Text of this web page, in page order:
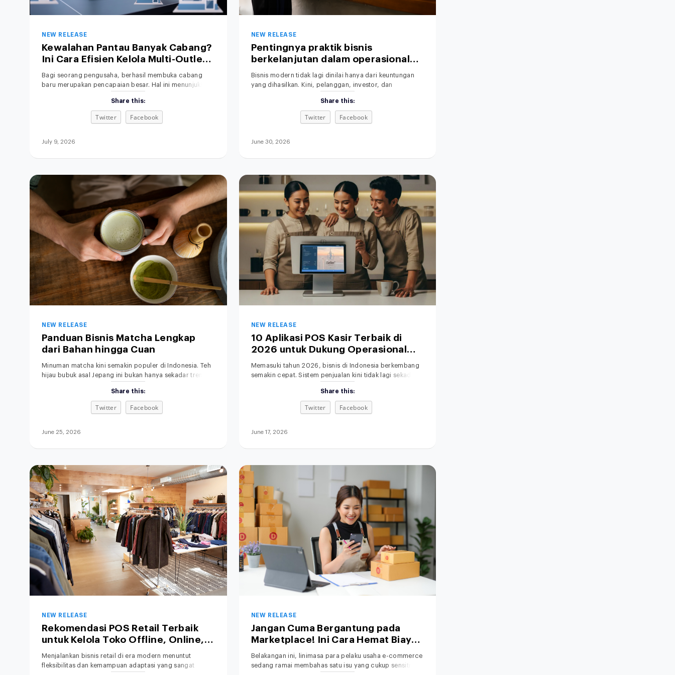
NEW RELEASE
Kewalahan Pantau Banyak Cabang?
Ini Cara Efisien Kelola Multi-Outlet
Lewat Satu Sistem
Bagi seorang pengusaha, berhasil membuka cabang
baru merupakan pencapaian besar. Hal ini menunjukkan
awareness meningkat dan peluang keuntungan semakin
besar. Namun, di balik ekspansi tersebut, ada tantangan
operasional yang tidak bisa diabaikan. Mengelola satu
jika Anda harus memantau banyak
Share this:
Twitter Facebook
July 9, 2026
NEW RELEASE
Pentingnya praktik bisnis
berkelanjutan dalam operasional
perusahaan.
Bisnis modern tidak lagi dinilai hanya dari keuntungan
yang dihasilkan. Kini, pelanggan, investor, dan
terhadap lingkungan. Praktik Bisnis yang Berkelanjutan
menjadi perhatian utama dalam dunia usaha saat ini.
Karena itu, semakin banyak perusahaan mulai
membangun bisnis yang efisien, bertanggung jawab,
Share this:
Twitter Facebook
June 30, 2026
NEW RELEASE
Panduan Bisnis Matcha Lengkap
dari Bahan hingga Cuan
Minuman matcha kini semakin populer di Indonesia. Teh
hijau bubuk asal Jepang ini bukan hanya sekadar tren,
khususnya di kalangan anak muda dan pecinta minuman
sehat. Rasanya yang khas, aromanya yang
menenangkan, serta tampilannya yang estetik membuat
juga simbol gaya
Share this:
Twitter Facebook
June 25, 2026
NEW RELEASE
10 Aplikasi POS Kasir Terbaik di
2026 untuk Dukung Operasional
Bisnis Anda
Memasuki tahun 2026, bisnis di Indonesia berkembang
semakin cepat. Sistem penjualan kini tidak lagi sekadar
Memilih POS terbaik untuk bisnis retail, F&B, fashion,
maupun jasa menjadi langkah penting untuk
meningkatkan efisiensi operasional. Di saat yang sama,
seluruh proses bisnis terintegrasi. Aplikasi kasir modern
Share this:
Twitter Facebook
June 17, 2026
NEW RELEASE
Rekomendasi POS Retail Terbaik
untuk Kelola Toko Offline, Online,
hingga Bisnis Hybrid
Menjalankan bisnis retail di era modern menuntut
fleksibilitas dan kemampuan adaptasi yang sangat
NEW RELEASE
Jangan Cuma Bergantung pada
Marketplace! Ini Cara Hemat Biaya
Operasional Toko Retail Anda
Belakangan ini, linimasa para pelaku usaha e-commerce
sedang ramai membahas satu isu yang cukup sensitif: